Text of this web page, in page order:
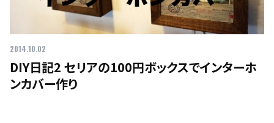
2014.10.02
DIY日記2 セリアの100円ボックスでインターホ
ンカバー作り